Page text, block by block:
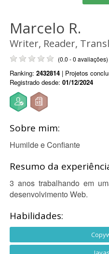
Marcelo R.
Writer, Reader,
(0.0 - 0 avaliações)
Ranking: 2432814 | Projetos
Registrado desde: 01/12/2024
Sobre mim:
Humilde e Confiante
Resumo da
3 anos trabalhando em
desenvolvimento Web.
Habilidades: